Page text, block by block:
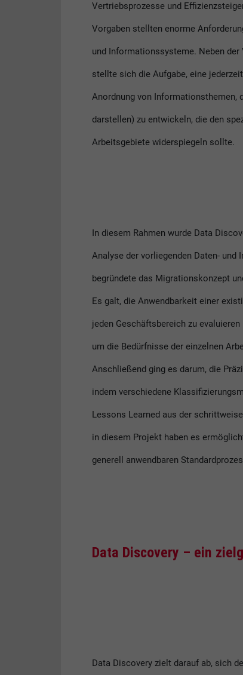
Vertriebsprozesse und
Vorgaben stellten enorme
und Informationssysteme. Neben
stellte sich die Aufgabe, eine
Anordnung von Informationsthemen,
darstellen) zu entwickeln, die den
Arbeitsgebiete widerspiegeln sollte.
In diesem Rahmen wurde Data
Analyse der vorliegenden Daten-
begründete das Migrationskonzept
Es galt, die Anwendbarkeit einer
jeden Geschäftsbereich zu
um die Bedürfnisse der einzelnen
Anschließend ging es darum, die
indem verschiedene
Lessons Learned aus der
in diesem Projekt haben es
generell anwendbaren
Data Discovery – ein
Data Discovery zielt darauf ab, sich